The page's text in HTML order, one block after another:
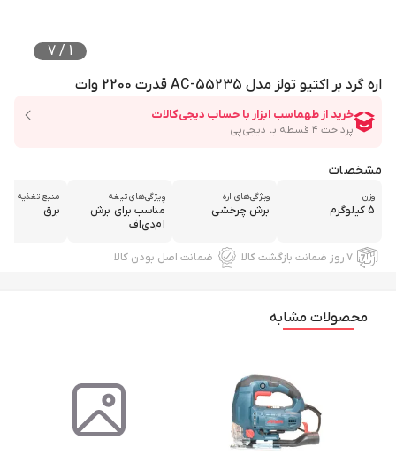
1
/
7
اره گرد بر اکتیو تولز مدل AC-55235 قدرت 2200 وات
مشخصات
وزن
5 کیلوگرم
ویژگی‌های اره
برش چرخشی
وِیژگی‌های تیغه
مناسب برای برش
ام‌دی‌اف
منبع تغذیه
برق
۷ روز ضمانت بازگشت کالا ضمانت اصل بودن کالا
محصولات مشابه